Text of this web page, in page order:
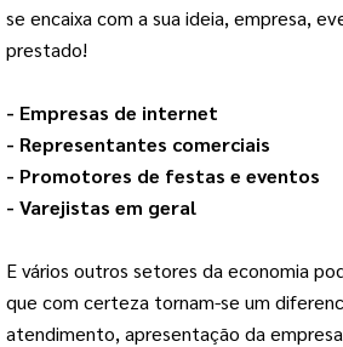
se encaixa com a sua ideia, empresa,
prestado!
- Empresas de internet
- Representantes comerciais
- Promotores de festas e eventos
- Varejistas em geral
E vários outros setores da economia
que com certeza tornam-se um
atendimento, apresentação da